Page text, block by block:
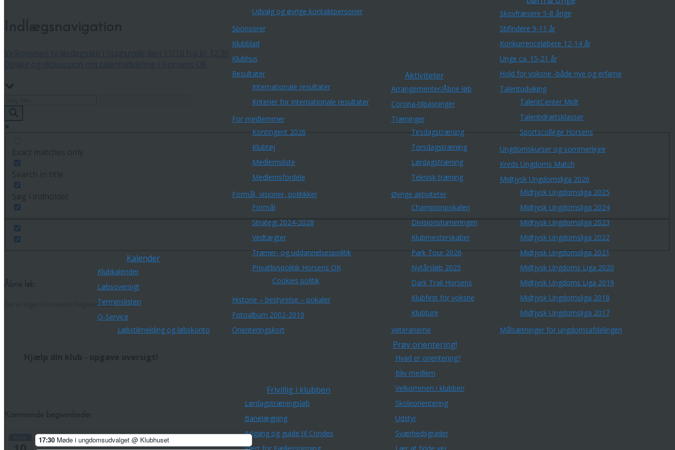
Kalender
Klubkalender
Løbsoversigt
Terminslisten
O-Service
Løbstilmelding og løbskonto
Udvalg og øvrige kontaktpersoner
Sponsorer
Klubblad
Klubhus
Resultater
Internationale resultater
Kriterier for internationale resultater
For medlemmer
Kontingent 2026
Klubtøj
Medlemsliste
Medlemsfordele
Formål, visioner, politikker
Formål
Strategi 2024-2028
Vedtægter
Træner- og uddannelsespolitik
Privatlivspolitik Horsens OK
Cookies politik
Historie – bestyrelse – pokaler
Fotoalbum 2002-2010
Orienteringskort
Aktiviteter
Arrangementer/Åbne løb
Corona-tilpasninger
Træninger
Tirsdagstræning
Torsdagstræning
Lørdagstræning
Teknisk træning
Øvrige aktiviteter
Championpokalen
Divisionsturneringen
Klubmesterskaber
Park Tour 2026
Nytårsløb 2025
Dark Trail Horsens
Klubfest for voksne
Klubture
Veteranerne
Skovfræsere 5-8 årige
Stifindere 9-11 år
Konkurrenceløbere 12-14 år
Unge ca. 15-21 år
Hold for voksne -både nye og erfarne
Talentudviking
TalentCenter Midt
Talentidrætsklasser
Sportscollege Horsens
Ungdomskurser og sommerlejre
Kreds Ungdoms Match
Midtjysk Ungdomsliga 2026
Midtjysk Ungdomsliga 2025
Midtjysk Ungdomsliga 2024
Midtjysk Ungdomsliga 2023
Midtjysk Ungdomsliga 2022
Midtjysk Ungdomsliga 2021
Midtjysk Ungdoms Liga 2020
Midtjysk Ungdoms Liga 2019
Midtjysk Ungdomsliga 2018
Midtjysk Ungdomsliga 2017
Målsætninger for ungdomsafdelingen
Frivillig i klubben
Lørdagstræningsløb
Banelægning
Adgang og guide til Condes
Prøv orientering!
Hvad er orientering?
Bliv medlem
Velkommen i klubben
Skoleorientering
Udstyr
Sværhedsgrader
Der er ingen kommende begivenheder.
17:30 Møde i ungdomsudvalget @ Klubhuset